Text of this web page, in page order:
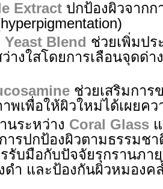
Extract ปกป้องผิวจากก
Blend ช่วยเพิ่มปร
างใสโดยการเลือนจุดด่า
ช่วยเสริมการ
พเพื่อให้ผิวใหม่ได้เผยคว
นระหว่าง Coral Glass
ารปกป้องผิวตามธรรมช
รับมือกับปัจจัยรุกรานภา
ดำ และป้องกันผิวหมองค